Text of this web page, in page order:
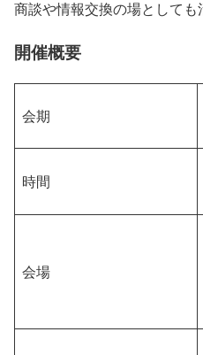
商談や情報交換の場としても
開催概要
会期
時間
会場